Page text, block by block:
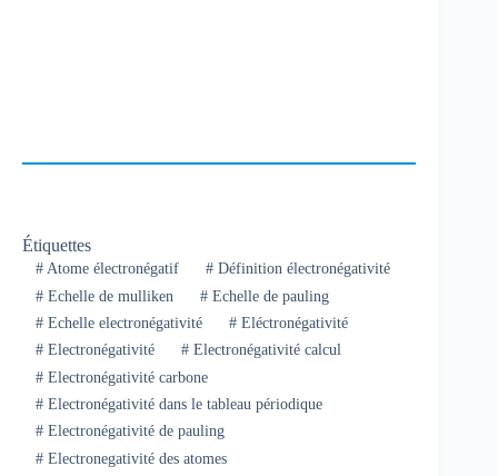
Étiquettes
#Atome électronégatif #Définition électronégativité
#Echelle de mulliken #Echelle de pauling
#Echelle electronégativité #Eléctronégativité
#Electronégativité #Electronégativité calcul
#Electronégativité carbone
#Electronégativité dans le tableau périodique
#Electronégativité de pauling
#Electronegativité des atomes